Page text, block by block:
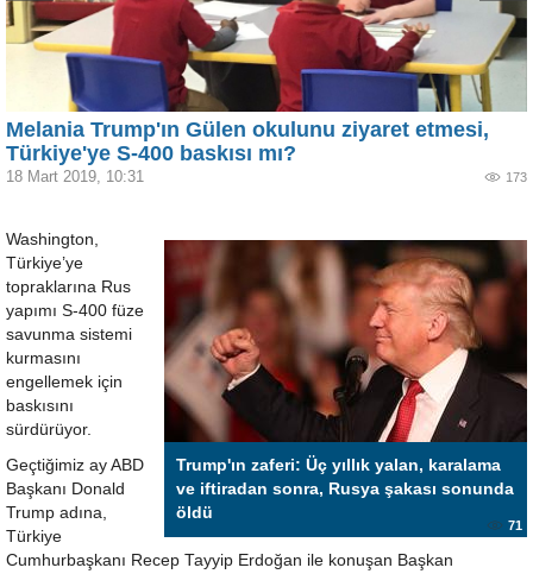
Melania Trump'ın Gülen okulunu ziyaret etmesi,
Türkiye'ye S-400 baskısı mı?
18 Mart 2019, 10:31 173
Trump'ın zaferi: Üç yıllık yalan, karalama
ve iftiradan sonra, Rusya şakası sonunda
öldü
71
Washington,
Türkiye’ye
topraklarına Rus
yapımı S-400 füze
savunma sistemi
kurmasını
engellemek için
baskısını
sürdürüyor.
Geçtiğimiz ay ABD
Başkanı Donald
Trump adına,
Türkiye
Cumhurbaşkanı Recep Tayyip Erdoğan ile konuşan Başkan